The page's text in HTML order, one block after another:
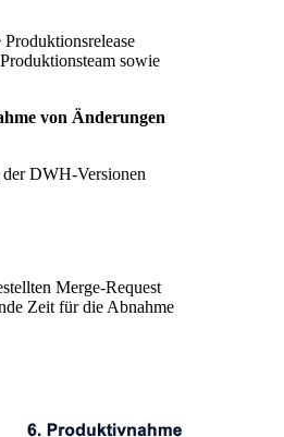
sowie
von Änderungen
DWH-Versionen
Merge-Request
Zeit für die Abnahme